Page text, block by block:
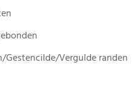
Gestencilde/Vergulde randen